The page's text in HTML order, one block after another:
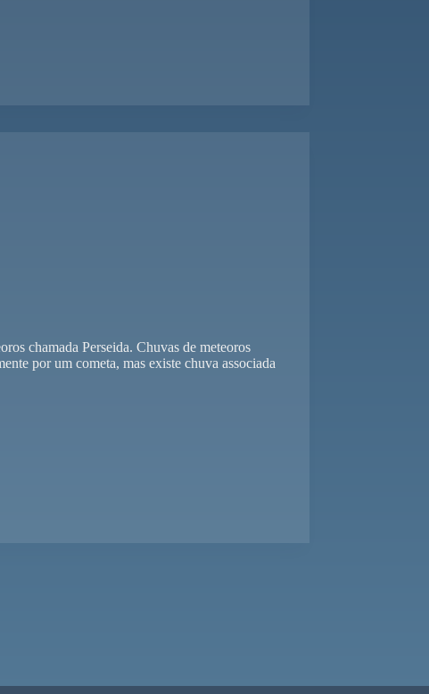
chamada Perseida. Chuvas de meteoros
por um cometa, mas existe chuva associada